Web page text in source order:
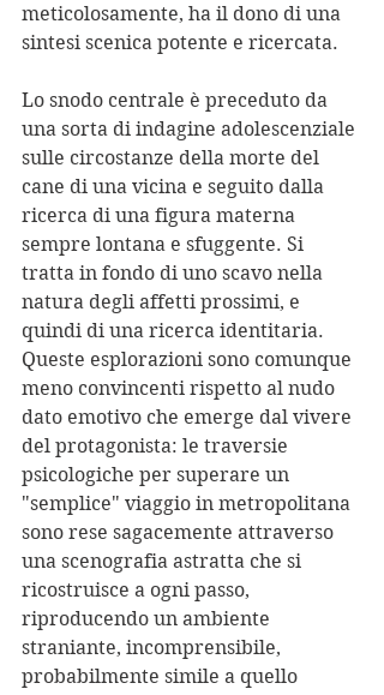
meticolosamente, ha il dono di una
sintesi scenica potente e ricercata.
Lo snodo centrale è preceduto da
una sorta di indagine adolescenziale
sulle circostanze della morte del
cane di una vicina e seguito dalla
ricerca di una figura materna
sempre lontana e sfuggente. Si
tratta in fondo di uno scavo nella
natura degli affetti prossimi, e
quindi di una ricerca identitaria.
Queste esplorazioni sono comunque
meno convincenti rispetto al nudo
dato emotivo che emerge dal vivere
del protagonista: le traversie
psicologiche per superare un
"semplice" viaggio in metropolitana
sono rese sagacemente attraverso
una scenografia astratta che si
ricostruisce a ogni passo,
riproducendo un ambiente
straniante, incomprensibile,
probabilmente simile a quello